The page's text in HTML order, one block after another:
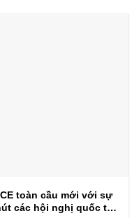
toàn cầu mới với sự
các hội nghị quốc tế